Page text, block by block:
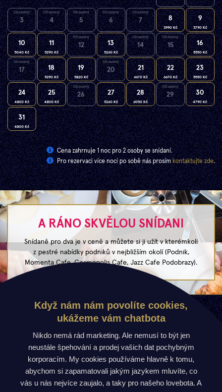
Obsazený
3
Obsazený
4
Obsazený
5
Obsazený
6
Obsazený
7 8
3990 Kč
9
3790 Kč
10
5040 Kč
11
5290 Kč
Obsazený
12 13
5260 Kč
Obsazený
14
Obsazený
15 16
5550 Kč
Obsazený
17 18
5290 Kč
19
5820 Kč
Obsazený
20 21
6670 Kč
22
6670 Kč
23
5550 Kč
24
4800 Kč
25
4800 Kč
Obsazený
26 27
5260 Kč
28
6050 Kč
Obsazený
29 30
4790 Kč
31
4800 Kč
Cena zahrnuje 1 noc pro 2 osoby se snídaní.
Pro rezervaci více nocí po sobě nás prosímkontaktujte zde.
A RÁNO SKVĚLOU SNÍDANI
Snídaně pro dva je v ceně a můžete si ji užít v kterémkoli
z pestré nabídky podniků v nejbližším okolí (Podnik,
Momenta Cafe, Cosmopolis Cafe, Jazz Cafe Podobrazy).
HLAVNÍ STRÁNKA
POKOJE
KONTAKT
POKOJ JAKO DÁREK
ONLINE CHECK-IN
Když nám nám povolíte cookies,
ukážeme vám chatbota
Nikdo nemá rád marketing. Ale nemusí to být jen
neustále špehování a prodej vašich dat pochybným
korporacím. My cookies používáme hlavně k tomu,
abychom si zapamatovali jakým jazykem mluvíte, co
vás u nás nejvíce zaujalo, a taky pro našeho lovebota. A